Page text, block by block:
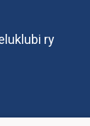
ry